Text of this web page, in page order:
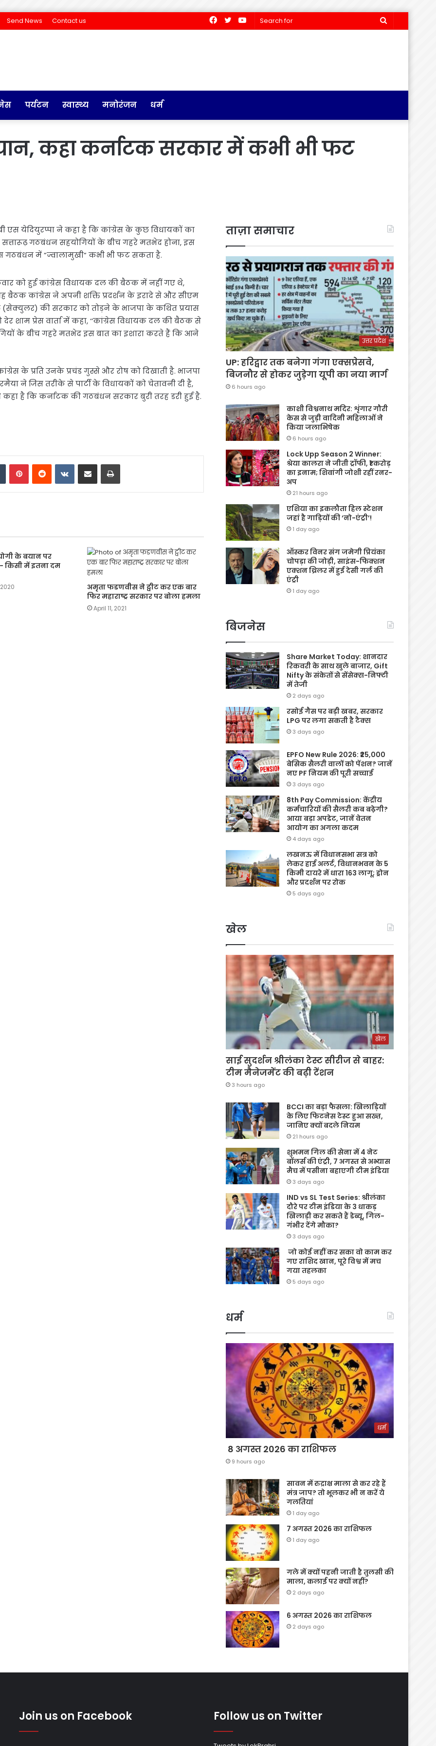
Send News Contact us
Search
YouTube
Twitter
Facebook
पर्यटन स्वास्थ्य मनोरंजन धर्म
कहा कर्नाटक सरकार में कभी भी फट
एस येदियुरप्पा ने कहा है कि कांग्रेस के कुछ विधायकों का
गठबंधन सहयोगियों के बीच गहरे मतभेद होना, इस
गठबंधन में ”ज्वालामुखी” कभी भी फट सकता है.
को हुई कांग्रेस विधायक दल की बैठक में नहीं गए थे,
बैठक कांग्रेस ने अपनी शक्ति प्रदर्शन के इरादे से और सीएम
(सेक्युलर) की सरकार को तोड़ने के भाजपा के कथित प्रयास
शाम प्रेस वार्ता में कहा, ‘‘कांग्रेस विधायक दल की बैठक से
के बीच गहरे मतभेद इस बात का इशारा करते हैं कि आने
के प्रति उनके प्रचंड गुस्से और रोष को दिखाती है. भाजपा
ने जिस तरीके से पार्टी के विधायकों को चेतावनी दी है,
है कि कर्नाटक की गठबंधन सरकार बुरी तरह डरी हुई है.
TumblrPinterestReddit VKontakte
Share via Email Print
के बयान पर
किसी में इतना दम
अमृता फडणवीस ने ट्वीट कर एक बार
फिर महाराष्ट्र सरकार पर बोला हमला
April 11, 2021
ताज़ा समाचार
उत्तर प्रदेश
UP: हरिद्वार तक बनेगा गंगा एक्सप्रेसवे,
बिजनौर से होकर जुड़ेगा यूपी का नया मार्ग
6 hours ago
काशी विश्वनाथ मदिर: शृंगार गौरी
केस से जुड़ी वादिनी महिलाओं ने
किया जलाभिषेक
6 hours ago
Lock Upp Season 2 Winner:
श्रेया कालरा ने जीती ट्रॉफी, ₹1 करोड़
का इनाम; शिवांगी जोशी रहीं रनर-
अप
21 hours ago
एशिया का इकलौता हिल स्टेशन
जहां है गाड़ियों की ‘नो-एंट्री’!
1 day ago
ऑस्कर विनर संग जमेगी प्रियंका
चोपड़ा की जोड़ी, साइंस-फिक्शन
एक्शन थ्रिलर में हुई देसी गर्ल की
एंट्री
1 day ago
बिजनेस
Share Market Today: शानदार
रिकवरी के साथ खुले बाजार, Gift
Nifty के संकेतों से सेंसेक्स-निफ्टी
में तेजी
2 days ago
रसोई गैस पर बड़ी खबर, सरकार
LPG पर लगा सकती है टैक्स
3 days ago
EPFO New Rule 2026: ₹25,000
बेसिक सैलरी वालों को पेंशन? जानें
नए PF नियम की पूरी सच्चाई
3 days ago
8th Pay Commission: केंद्रीय
कर्मचारियों की सैलरी कब बढ़ेगी?
आया बड़ा अपडेट, जानें वेतन
आयोग का अगला कदम
4 days ago
लखनऊ में विधानसभा सत्र को
लेकर हाई अलर्ट, विधानभवन के 5
किमी दायरे में धारा 163 लागू; ड्रोन
और प्रदर्शन पर रोक
5 days ago
खेल
खेल
साई सुदर्शन श्रीलंका टेस्ट सीरीज से बाहर:
टीम मैनेजमेंट की बढ़ी टेंशन
3 hours ago
BCCI का बड़ा फैसला: खिलाड़ियों
के लिए फिटनेस टेस्ट हुआ सख्त,
जानिए क्यों बदले नियम
21 hours ago
शुभमन गिल की सेना में 4 नेट
बॉलर्स की एंट्री, 7 अगस्त से अभ्यास
मैच में पसीना बहाएगी टीम इंडिया
3 days ago
IND vs SL Test Series: श्रीलंका
दौरे पर टीम इंडिया के 3 धाकड़
खिलाड़ी कर सकते हैं डेब्यू, गिल-
गंभीर देंगे मौका?
3 days ago
जो कोई नहीं कर सका वो काम कर
गए राशिद खान, पूरे विश्व में मच
गया तहलका
5 days ago
धर्म
धर्म
8 अगस्त 2026 का राशिफल
9 hours ago
सावन में रुद्राक्ष माला से कर रहे हैं
मंत्र जाप? तो भूलकर भी न करें ये
गलतियां
1 day ago
7 अगस्त 2026 का राशिफल
1 day ago
गले में क्यों पहनी जाती है तुलसी की
माला, कलाई पर क्यों नहीं?
2 days ago
6 अगस्त 2026 का राशिफल
2 days ago
Join us on Facebook Follow us on Twitter